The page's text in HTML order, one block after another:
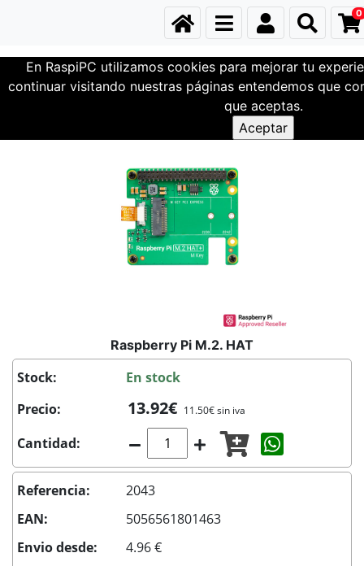
En RaspiPC utilizamos cookies para mejorar tu
continuar visitando nuestras páginas entendemos que
que aceptas.
0
Conexiones Hats- Addons GPIO
Raspberry Pi M.2. HAT
Stock:
En stock
Precio:
13.92€ 11.50€ sin iva
Cantidad: Compartir
Referencia:
2043
EAN:
5056561801463
Envio desde:
4.96 €